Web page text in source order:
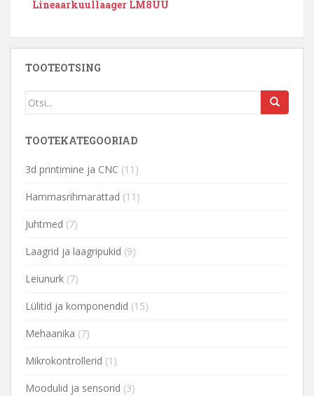
Lineaarkuullaager LM8UU
TOOTEOTSING
TOOTEKATEGOORIAD
3d printimine ja CNC (11)
Hammasrihmarattad (11)
Juhtmed (7)
Laagrid ja laagripukid (9)
Leiunurk (7)
Lülitid ja komponendid (15)
Mehaanika (7)
Mikrokontrollerid (1)
Moodulid ja sensorid (3)